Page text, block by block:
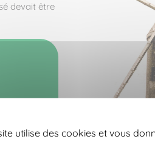
devait être
utilise des cookies et vous